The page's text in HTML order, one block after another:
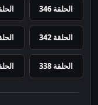
الحلقة 346
الحلقة 342
الحلقة 338